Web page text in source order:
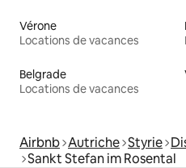
Vérone
Locations de vacances
Belgrade
Locations de vacances
Airbnb Autriche Styrie
Sankt Stefan im Rosental